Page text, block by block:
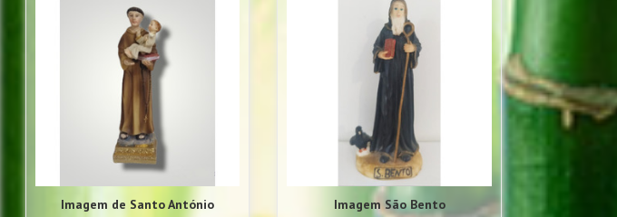
Imagem de Santo António Imagem São Bento